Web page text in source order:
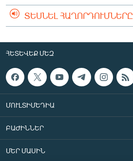
ՏԵՍՆԵԼ ՀԱՂՈՐԴՈՒՄՆԵՐԸ
ՀԵՏԵՎԵՔ ՄԵԶ
ՄՈՒԼՏԻՄԵԴԻԱ
ԲԱԺԻՆՆԵՐ
ՄԵՐ ՄԱՍԻՆ